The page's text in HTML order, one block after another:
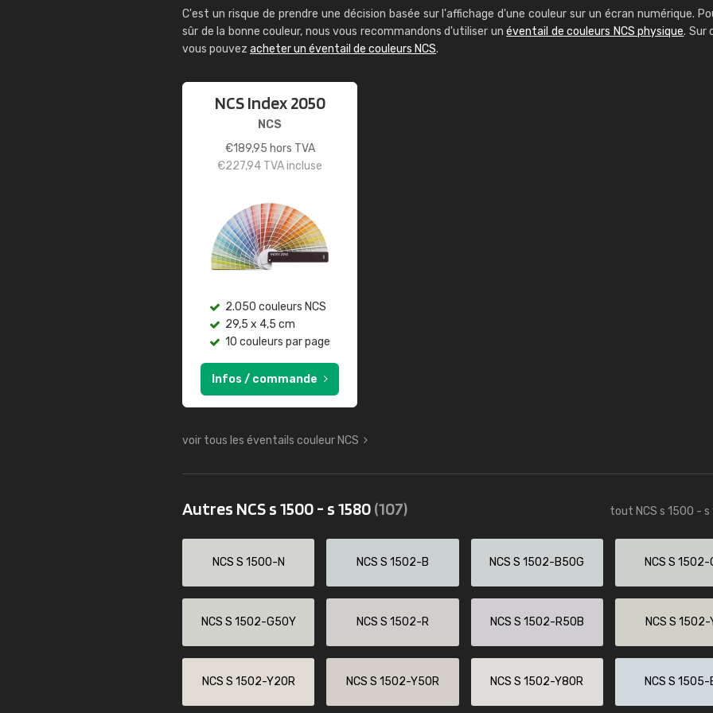
C'est un risque de prendre une décision basée sur l'affichage d'une couleur sur un écran numérique.
sûr de la bonne couleur, nous vous recommandons d'utiliser unéventail de couleurs NCS physique. Sur
vous pouvez acheter un éventail de couleurs NCS.
NCS Index 2050
NCS
€189,95 hors TVA
€227,94 TVA incluse
2.050 couleurs NCS
29,5 x 4,5 cm
10 couleurs par page
Infos / commande
voir tous les éventails couleur NCS
Autres NCS s 1500 - s 1580(107) tout NCS s 1500 - s
NCS S 1500-N NCS S 1502-B NCS S 1502-B50G NCS S 1502-
NCS S 1502-G50Y NCS S 1502-R NCS S 1502-R50B NCS S 1502-
NCS S 1502-Y20R NCS S 1502-Y50R NCS S 1502-Y80R NCS S 1505-